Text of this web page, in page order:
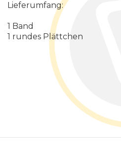
Lieferumfang:
1 Band
1 rundes Plättchen